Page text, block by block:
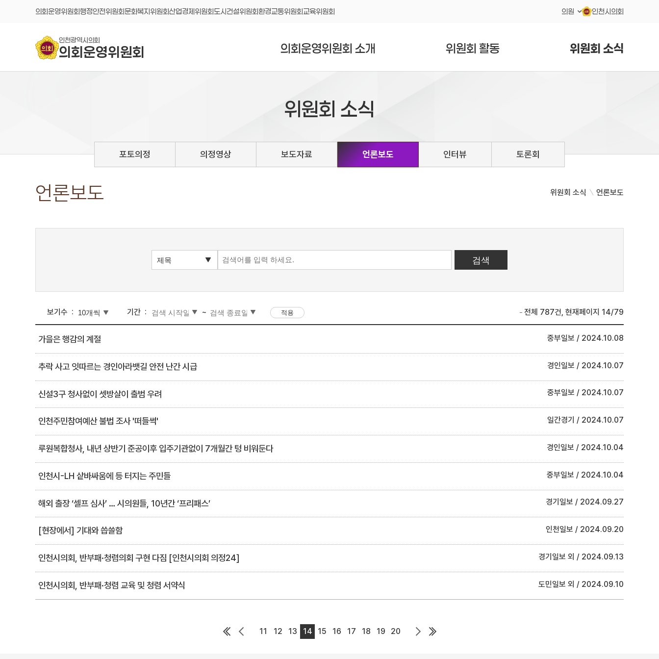
콘텐츠 바로가기
의회운영위원회행정안전위원회문화복지위원회산업경제위원회도시건설위원회환경교통위원회교육위원회 의원 인천시의회
인천광역시의회
의회운영위원회 의회운영위원회 소개 위원회 활동 위원회 소식
위원회 소식
포토의정 의정영상 보도자료 언론보도 인터뷰 토론회
언론보도 위원회 소식 언론보도
보기수 기간 ~ 전체 787건, 현재페이지 14/79
가을은 행감의 계절 중부일보 2024.10.08
추락 사고 잇따르는 경인아라뱃길 안전 난간 시급 경인일보 2024.10.07
신설3구 청사없이 셋방살이 출범 우려 중부일보 2024.10.07
인천주민참여예산 불법 조사 '떠들썩' 일간경기 2024.10.07
루원복합청사, 내년 상반기 준공이후 입주기관없이 7개월간 텅 비워둔다 경인일보 2024.10.04
인천시-LH 샅바싸움에 등 터지는 주민들 중부일보 2024.10.04
해외 출장 ‘셀프 심사’ … 시의원들, 10년간 ‘프리패스’ 경기일보 2024.09.27
[현장에서] 기대와 씁쓸함 인천일보 2024.09.20
인천시의회, 반부패·청렴의회 구현 다짐 [인천시의회 의정24] 경기일보 외 2024.09.13
인천시의회, 반부패·청렴 교육 및 청렴 서약식 도민일보 외 2024.09.10
11 12 13 14 15 16 17 18 19 20